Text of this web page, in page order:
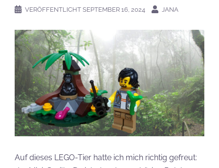
VERÖFFENTLICHT SEPTEMBER 16, 2024 JANA
Auf dieses LEGO-Tier hatte ich mich richtig gefreut: